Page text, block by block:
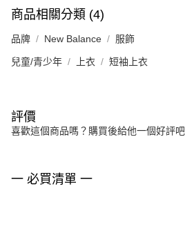
商品相關分類 (4)
品牌 New Balance 服飾
兒童/青少年 上衣 短袖上衣
評價
喜歡這個商品嗎？購買後給他一個好評吧
一 必買清單 一